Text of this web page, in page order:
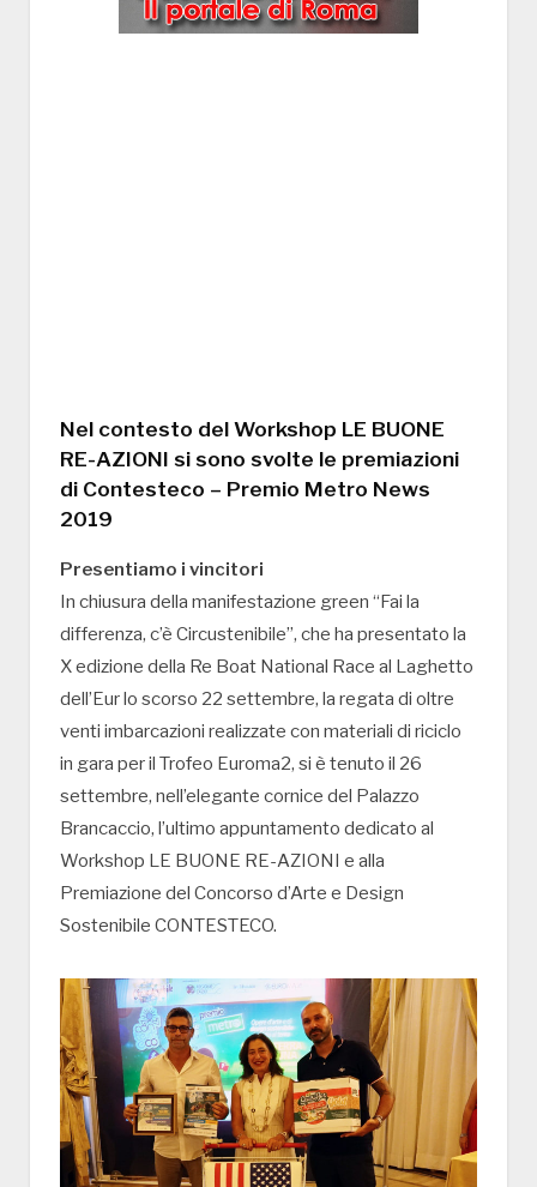
Nel contesto del Workshop LE BUONE
RE-AZIONI si sono svolte le premiazioni
di Contesteco – Premio Metro News
2019
Presentiamo i vincitori
In chiusura della manifestazione green “Fai la
differenza, c’è Circustenibile”, che ha presentato la
X edizione della Re Boat National Race al Laghetto
dell’Eur lo scorso 22 settembre, la regata di oltre
venti imbarcazioni realizzate con materiali di riciclo
in gara per il Trofeo Euroma2, si è tenuto il 26
settembre, nell’elegante cornice del Palazzo
Brancaccio, l’ultimo appuntamento dedicato al
Workshop LE BUONE RE-AZIONI e alla
Premiazione del Concorso d’Arte e Design
Sostenibile CONTESTECO.